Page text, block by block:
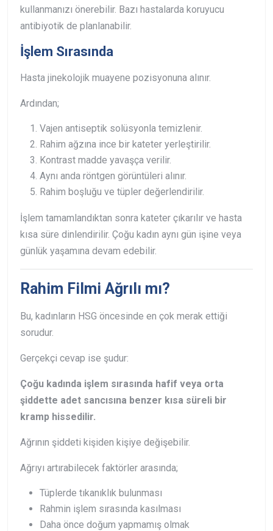
kullanmanızı önerebilir. Bazı hastalarda koruyucu
antibiyotik de planlanabilir.
İşlem Sırasında
Hasta jinekolojik muayene pozisyonuna alınır.
Ardından;
Vajen antiseptik solüsyonla temizlenir.
Rahim ağzına ince bir kateter yerleştirilir.
Kontrast madde yavaşça verilir.
Aynı anda röntgen görüntüleri alınır.
Rahim boşluğu ve tüpler değerlendirilir.
İşlem tamamlandıktan sonra kateter çıkarılır ve hasta
kısa süre dinlendirilir. Çoğu kadın aynı gün işine veya
günlük yaşamına devam edebilir.
Rahim Filmi Ağrılı mı?
Bu, kadınların HSG öncesinde en çok merak ettiği
sorudur.
Gerçekçi cevap ise şudur:
Çoğu kadında işlem sırasında hafif veya orta
şiddette adet sancısına benzer kısa süreli bir
kramp hissedilir.
Ağrının şiddeti kişiden kişiye değişebilir.
Ağrıyı artırabilecek faktörler arasında;
Tüplerde tıkanıklık bulunması
Rahmin işlem sırasında kasılması
Daha önce doğum yapmamış olmak